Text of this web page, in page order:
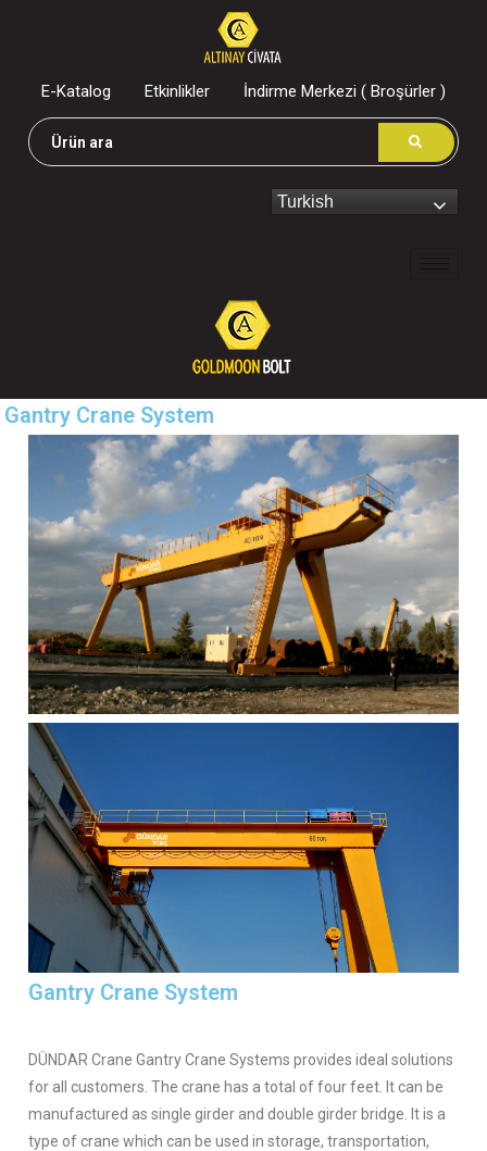
E-Katalog Etkinlikler İndirme Merkezi ( Broşürler )
Turkish
Gantry Crane System
Gantry Crane System
DÜNDAR Crane Gantry Crane Systems provides ideal solutions
for all customers. The crane has a total of four feet. It can be
manufactured as single girder and double girder bridge. It is a
type of crane which can be used in storage, transportation,